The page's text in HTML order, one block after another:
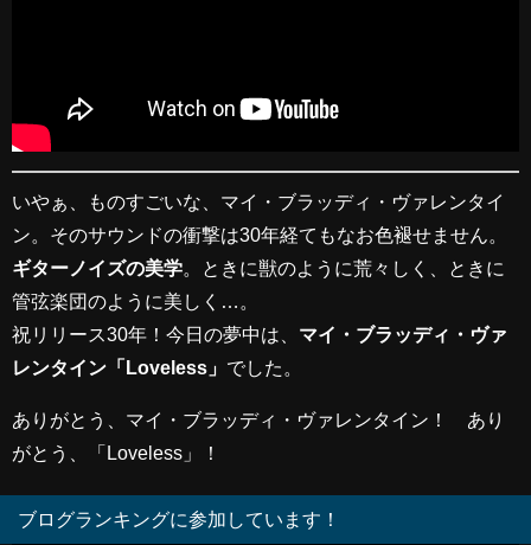
いやぁ、ものすごいな、マイ・ブラッディ・ヴァレンタイ
ン。そのサウンドの衝撃は30年経てもなお色褪せません。
ギターノイズの美学 。ときに獣のように荒々しく、ときに
管弦楽団のように美しく…。
祝リリース30年！今日の夢中は、 マイ・ブラッディ・ヴァ
レンタイン「Loveless」 でした。
ありがとう、マイ・ブラッディ・ヴァレンタイン！ あり
がとう、「Loveless」！
ブログランキングに参加しています！